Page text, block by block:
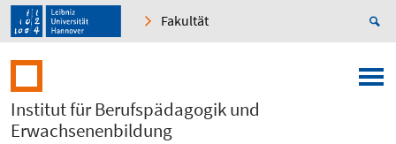
Fakultät
Institut für Berufspädagogik und
Erwachsenenbildung